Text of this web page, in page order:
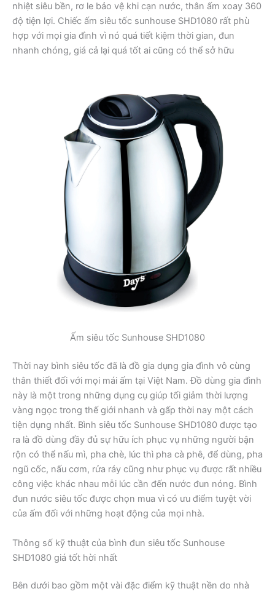
nhiệt siêu bền, rơ le bảo vệ khi cạn nước, thân ấm xoay 360
độ tiện lợi. Chiếc ấm siêu tốc sunhouse SHD1080 rất phù
hợp với mọi gia đình vì nó quá tiết kiệm thời gian, đun
nhanh chóng, giá cả lại quá tốt ai cũng có thể sở hữu
Ấm siêu tốc Sunhouse SHD1080
Thời nay bình siêu tốc đã là đồ gia dụng gia đình vô cùng
thân thiết đối với mọi mái ấm tại Việt Nam. Đồ dùng gia đình
này là một trong những dụng cụ giúp tối giảm thời lượng
vàng ngọc trong thế giới nhanh và gấp thời nay một cách
tiện dụng nhất. Bình siêu tốc Sunhouse SHD1080 được tạo
ra là đồ dùng đầy đủ sự hữu ích phục vụ những người bận
rộn có thể nấu mì, pha chè, lúc thì pha cà phê, để dùng, pha
ngũ cốc, nấu cơm, rửa ráy cũng như phục vụ được rất nhiều
công việc khác nhau mỗi lúc cần đến nước đun nóng. Bình
đun nước siêu tốc được chọn mua vì có ưu điểm tuyệt vời
của ấm đối với những hoạt động của mọi nhà.
Thông số kỹ thuật của bình đun siêu tốc Sunhouse
SHD1080 giá tốt hời nhất
Bên dưới bao gồm một vài đặc điểm kỹ thuật nền do nhà